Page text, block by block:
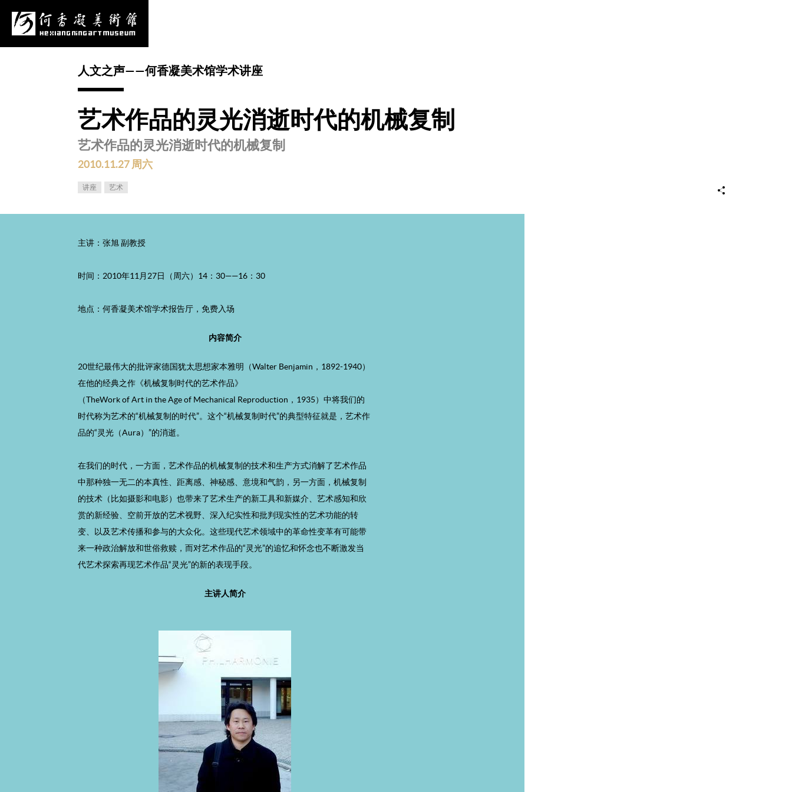
项目申报 采购公告 更多
人文之声——何香凝美术馆学术讲座
艺术作品的灵光消逝时代的机械复制
艺术作品的灵光消逝时代的机械复制
2010.11.27 周六
讲座 艺术
主讲：张旭 副教授
时间：2010年11月27日（周六）14：30——16：30
地点：何香凝美术馆学术报告厅，免费入场
内容简介
20世纪最伟大的批评家德国犹太思想家本雅明（Walter Benjamin，1892-1940）
在他的经典之作《机械复制时代的艺术作品》
（TheWork of Art in the Age of Mechanical Reproduction，1935）中将我们的
时代称为艺术的“机械复制的时代”。这个“机械复制时代”的典型特征就是，艺术作
品的“灵光（Aura）”的消逝。
在我们的时代，一方面，艺术作品的机械复制的技术和生产方式消解了艺术作品
中那种独一无二的本真性、距离感、神秘感、意境和气韵，另一方面，机械复制
的技术（比如摄影和电影）也带来了艺术生产的新工具和新媒介、艺术感知和欣
赏的新经验、空前开放的艺术视野、深入纪实性和批判现实性的艺术功能的转
变、以及艺术传播和参与的大众化。这些现代艺术领域中的革命性变革有可能带
来一种政治解放和世俗救赎，而对艺术作品的“灵光”的追忆和怀念也不断激发当
代艺术探索再现艺术作品“灵光”的新的表现手段。
主讲人简介